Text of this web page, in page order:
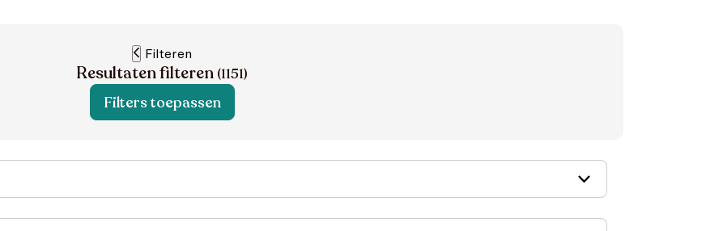
Filteren
Resultaten filteren (1151)
Filters toepassen